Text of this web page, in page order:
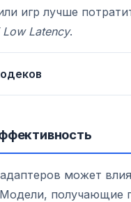
игр лучше
Low Latency.
может
получающие